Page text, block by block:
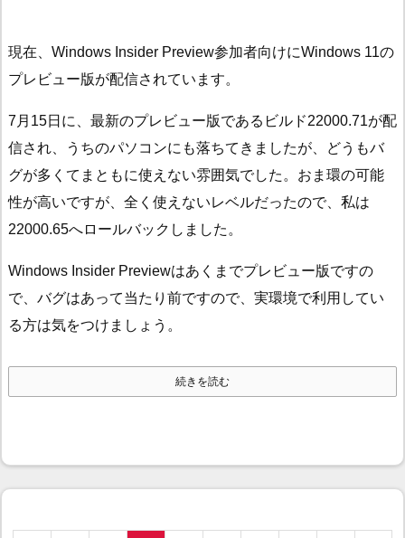
現在、Windows Insider Preview参加者向けにWindows 11の
プレビュー版が配信されています。
7月15日に、最新のプレビュー版であるビルド22000.71が配
信され、うちのパソコンにも落ちてきましたが、どうもバ
グが多くてまともに使えない雰囲気でした。おま環の可能
性が高いですが、全く使えないレベルだったので、私は
22000.65へロールバックしました。
Windows Insider Previewはあくまでプレビュー版ですの
で、バグはあって当たり前ですので、実環境で利用してい
る方は気をつけましょう。
続きを読む